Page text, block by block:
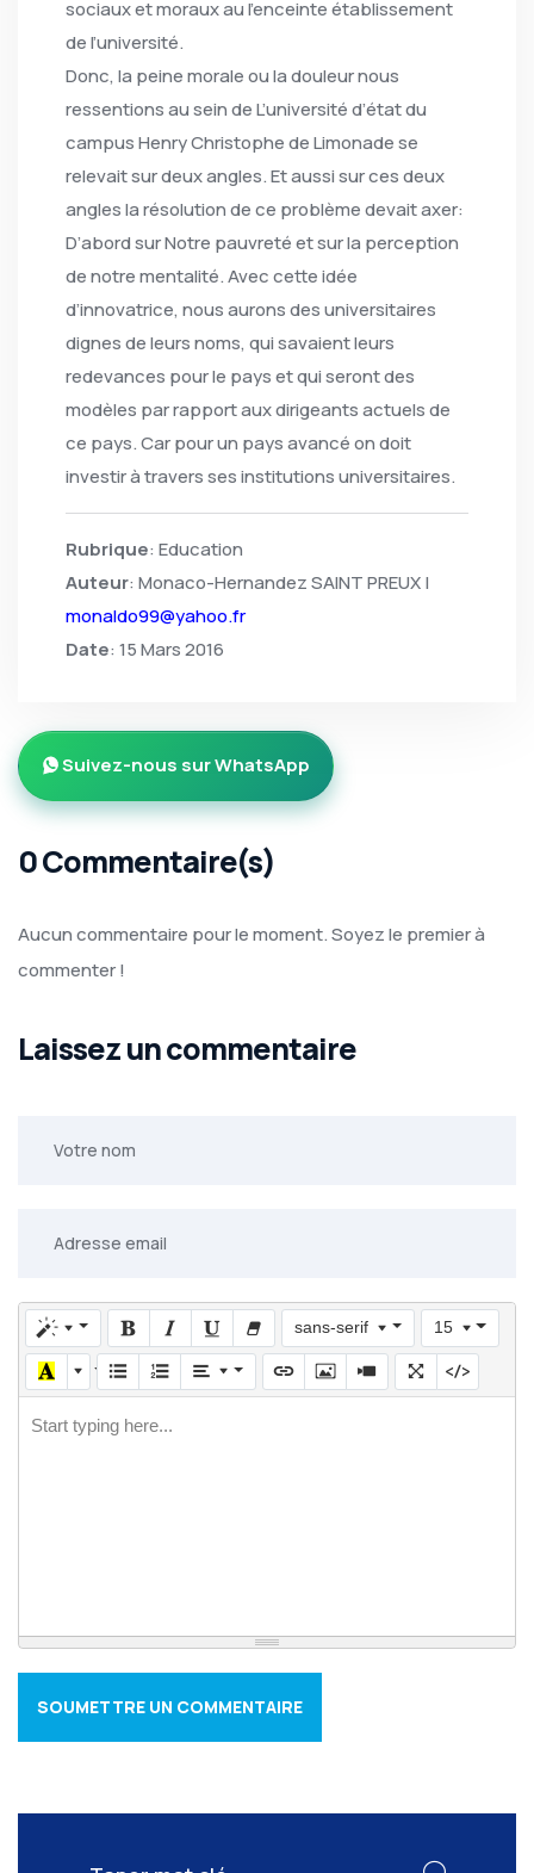
sociaux et moraux au l’enceinte établissement
de l’université.
Donc, la peine morale ou la douleur nous
ressentions au sein de L’université d’état du
campus Henry Christophe de Limonade se
relevait sur deux angles. Et aussi sur ces deux
angles la résolution de ce problème devait axer:
D’abord sur Notre pauvreté et sur la perception
de notre mentalité. Avec cette idée
d’innovatrice, nous aurons des universitaires
dignes de leurs noms, qui savaient leurs
redevances pour le pays et qui seront des
modèles par rapport aux dirigeants actuels de
ce pays. Car pour un pays avancé on doit
investir à travers ses institutions universitaires.
Rubrique: Education
Auteur: Monaco-Hernandez SAINT PREUX |
monaldo99@yahoo.fr
Date: 15 Mars 2016
Suivez-nous sur WhatsApp
0 Commentaire(s)
Aucun commentaire pour le moment. Soyez le premier à
commenter !
Laissez un commentaire
sans-serif 15
Start typing here...
SOUMETTRE UN COMMENTAIRE